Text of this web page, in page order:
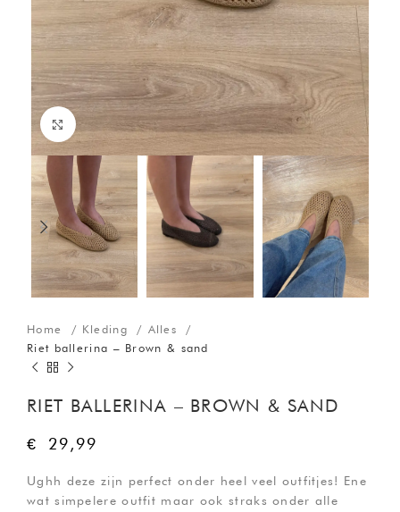
Click to enlarge
Home Kleding
Alles
Riet ballerina – Brown & sand
RIET BALLERINA – BROWN & SAND
€ 29,99
Ughh deze zijn perfect onder heel veel outfitjes! Ene
wat simpelere outfit maar ook straks onder alle